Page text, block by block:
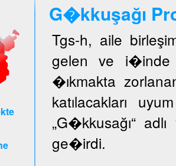
G�kkuşağı
Tgs-h, aile
gelen ve i�inde
�ıkmakta
katılacakları
„G�kkusağı“
ge�irdi.